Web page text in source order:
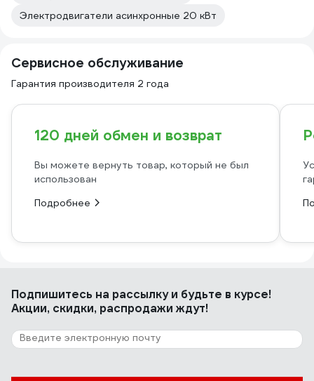
Электродвигатели асинхронные 20 кВт
Сервисное обслуживание
Гарантия производителя 2 года
120 дней обмен и возврат
Вы можете вернуть товар, который не был
использован
Подробнее
Подпишитесь на рассылкуи будьте в курсе!
Акции, скидки, распродажи ждут!